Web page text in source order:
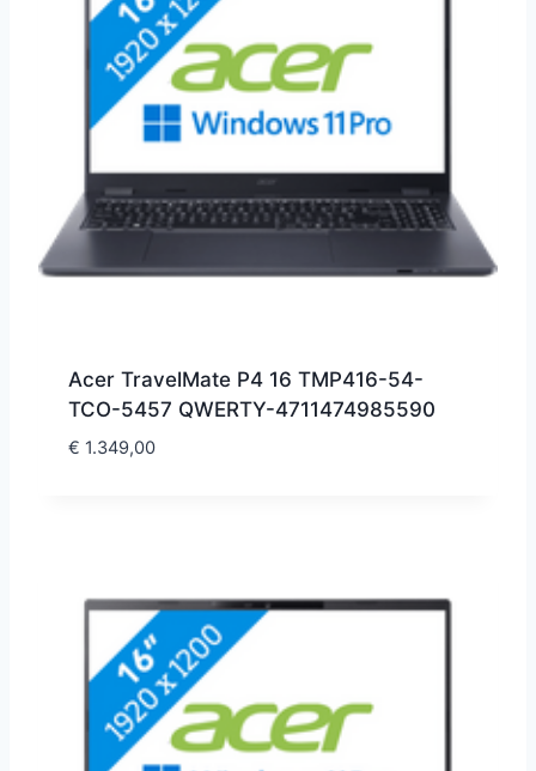
Acer TravelMate P4 16 TMP416-54-
TCO-5457 QWERTY-4711474985590
€ 1.349,00